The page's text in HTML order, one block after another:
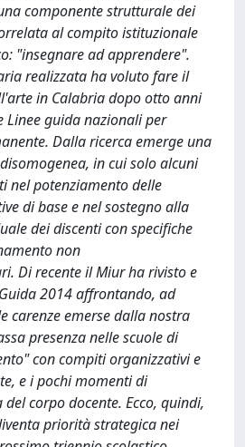
componente strutturale dei
al compito istituzionale
"insegnare ad apprendere".
rea­lizzata ha voluto fare il
in Calabria dopo otto anni
Linee guida nazionali per
Dalla ricerca emerge una
in cui solo alcuni
nel potenziamento delle
di base e nel sostegno alla
dei discenti con specifiche
non
Di recente il Miur ha rivisto e
2014 affrontando, ad
carenze emerse dalla nostra
presenza nelle scuole di
con compiti organizzativi e
e i pochi momenti di
corpo docente. Ecco, quindi,
priorità strategica nei